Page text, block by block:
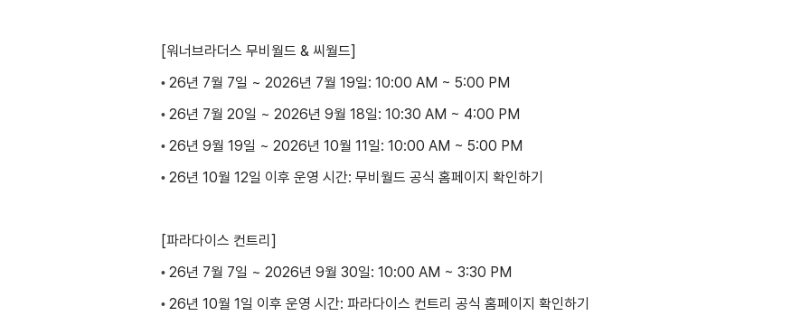
[워너브라더스 무비월드 & 씨월드]
• 26년 7월 7일 ~ 2026년 7월 19일: 10:00 AM ~ 5:00 PM
• 26년 7월 20일 ~ 2026년 9월 18일: 10:30 AM ~ 4:00 PM
• 26년 9월 19일 ~ 2026년 10월 11일: 10:00 AM ~ 5:00 PM
• 26년 10월 12일 이후 운영 시간:무비월드 공식 홈페이지 확인하기
[파라다이스 컨트리]
• 26년 7월 7일 ~ 2026년 9월 30일: 10:00 AM ~ 3:30 PM
• 26년 10월 1일 이후 운영 시간:파라다이스 컨트리 공식 홈페이지 확인하기